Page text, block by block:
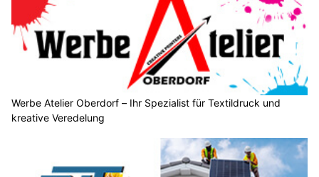
Werbe Atelier Oberdorf – Ihr Spezialist für Textildruck und
kreative Veredelung